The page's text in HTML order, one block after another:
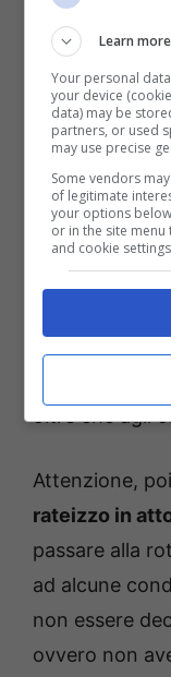
statali (Ires,
e Imu), i
Esclusi
Stato da
contributi o i
indebita, le
Rispetto alla
2023, la
prestare
oltre che agli
Attenzione,
rateizzo in
passare alla
ad alcune
non essere
ovvero non
Learn more
Your personal
your device
data) may be
partners, or used
may use precise
Some vendors
of legitimate
your options
or in the site
and cookie